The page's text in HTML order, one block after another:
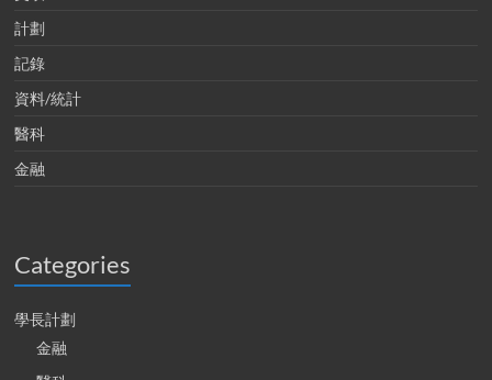
計劃
記錄
資料/統計
醫科
金融
Categories
學長計劃
金融